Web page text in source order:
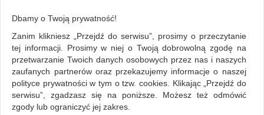
zawieszka, zielony
Dbamy o Twoją prywatność!
Zanim klikniesz „Przejdź do serwisu”, prosimy o przeczytanie
tej informacji. Prosimy w niej o Twoją dobrowolną zgodę na
przetwarzanie Twoich danych osobowych przez nas i naszych
zaufanych partnerów oraz przekazujemy informacje o naszej
polityce prywatności w tym o tzw. cookies. Klikając „Przejdź do
serwisu”, zgadzasz się na poniższe. Możesz też odmówić
zgody lub ograniczyć jej zakres.